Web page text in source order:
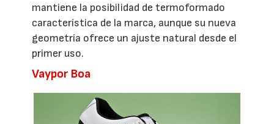
mantiene la posibilidad de termoformado
característica de la marca, aunque su nueva
geometría ofrece un ajuste natural desde el
primer uso.
Vaypor Boa